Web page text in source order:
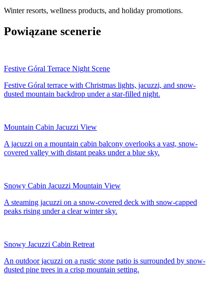
Winter resorts, wellness products, and holiday promotions.
Powiązane scenerie
Festive Góral Terrace Night Scene
Festive Góral terrace with Christmas lights, jacuzzi, and snow-
dusted mountain backdrop under a star-filled night.
Mountain Cabin Jacuzzi View
A jacuzzi on a mountain cabin balcony overlooks a vast, snow-
covered valley with distant peaks under a blue sky.
Snowy Cabin Jacuzzi Mountain View
A steaming jacuzzi on a snow-covered deck with snow-capped
peaks rising under a clear winter sky.
Snowy Jacuzzi Cabin Retreat
An outdoor jacuzzi on a rustic stone patio is surrounded by snow-
dusted pine trees in a crisp mountain setting.